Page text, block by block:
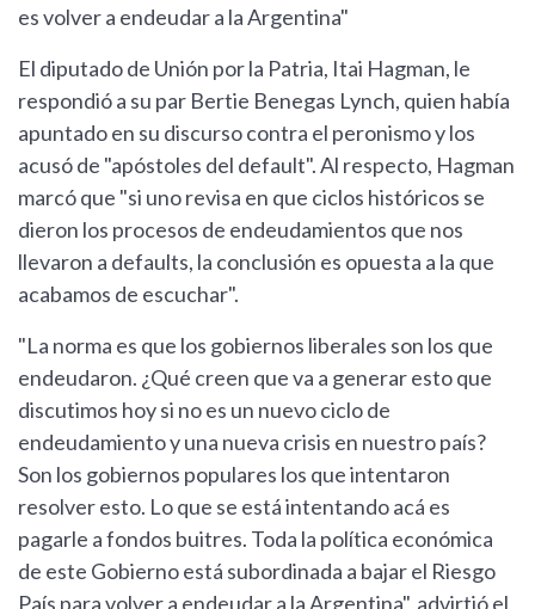
es volver a endeudar a la Argentina"
El diputado de Unión por la Patria, Itai Hagman, le
respondió a su par Bertie Benegas Lynch, quien había
apuntado en su discurso contra el peronismo y los
acusó de "apóstoles del default". Al respecto, Hagman
marcó que "si uno revisa en que ciclos históricos se
dieron los procesos de endeudamientos que nos
llevaron a defaults, la conclusión es opuesta a la que
acabamos de escuchar".
"La norma es que los gobiernos liberales son los que
endeudaron. ¿Qué creen que va a generar esto que
discutimos hoy si no es un nuevo ciclo de
endeudamiento y una nueva crisis en nuestro país?
Son los gobiernos populares los que intentaron
resolver esto. Lo que se está intentando acá es
pagarle a fondos buitres. Toda la política económica
de este Gobierno está subordinada a bajar el Riesgo
País para volver a endeudar a la Argentina", advirtió el